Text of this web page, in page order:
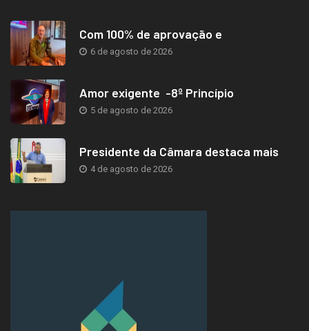
Com 100% de aprovação e
6 de agosto de 2026
Amor exigente -8º Princípio
5 de agosto de 2026
Presidente da Câmara destaca mais
4 de agosto de 2026